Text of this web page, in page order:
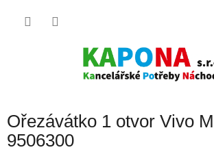
Ořezávátko 1 otvor Vivo
9506300